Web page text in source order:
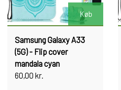
Køb
Samsung Galaxy A33
(5G) - Flip cover
mandala cyan
60,00 kr.